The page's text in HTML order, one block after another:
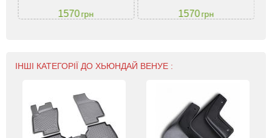
1570грн 1570грн
ІНШІ КАТЕГОРІЇ ДО ХЬЮНДАЙ ВЕНУЕ :